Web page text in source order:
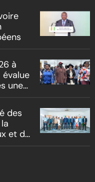
à
une
des
et du